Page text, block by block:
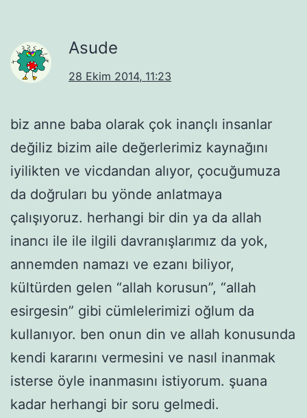
Asude
28 Ekim 2014, 11:23
biz anne baba olarak çok inançlı insanlar
değiliz bizim aile değerlerimiz kaynağını
iyilikten ve vicdandan alıyor, çocuğumuza
da doğruları bu yönde anlatmaya
çalışıyoruz. herhangi bir din ya da allah
inancı ile ile ilgili davranışlarımız da yok,
annemden namazı ve ezanı biliyor,
kültürden gelen “allah korusun”, “allah
esirgesin” gibi cümlelerimizi oğlum da
kullanıyor. ben onun din ve allah konusunda
kendi kararını vermesini ve nasıl inanmak
isterse öyle inanmasını istiyorum. şuana
kadar herhangi bir soru gelmedi.